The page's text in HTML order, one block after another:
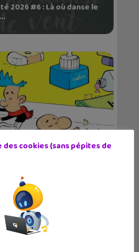
2026 #6 : Là où danse le
de retour pour leurs
des cookies (sans pépites de